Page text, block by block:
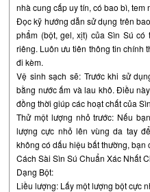
nhà cung cấp uy tín, có bao bì, tem
Đọc kỹ hướng dẫn sử dụng trên
phẩm (bột, gel, xịt) của Sìn Sú
riêng. Luôn ưu tiên thông tin chính
đi kèm.
Vệ sinh sạch sẽ: Trước khi sử
bằng nước ấm và lau khô. Điều
đồng thời giúp các hoạt chất của
Thử một lượng nhỏ trước: Nếu
lượng cực nhỏ lên vùng da tay
không có dấu hiệu bất thường, bạn
Cách Sài Sìn Sú Chuẩn Xác Nhất
Dạng Bột:
Liều lượng: Lấy một lượng bột cực